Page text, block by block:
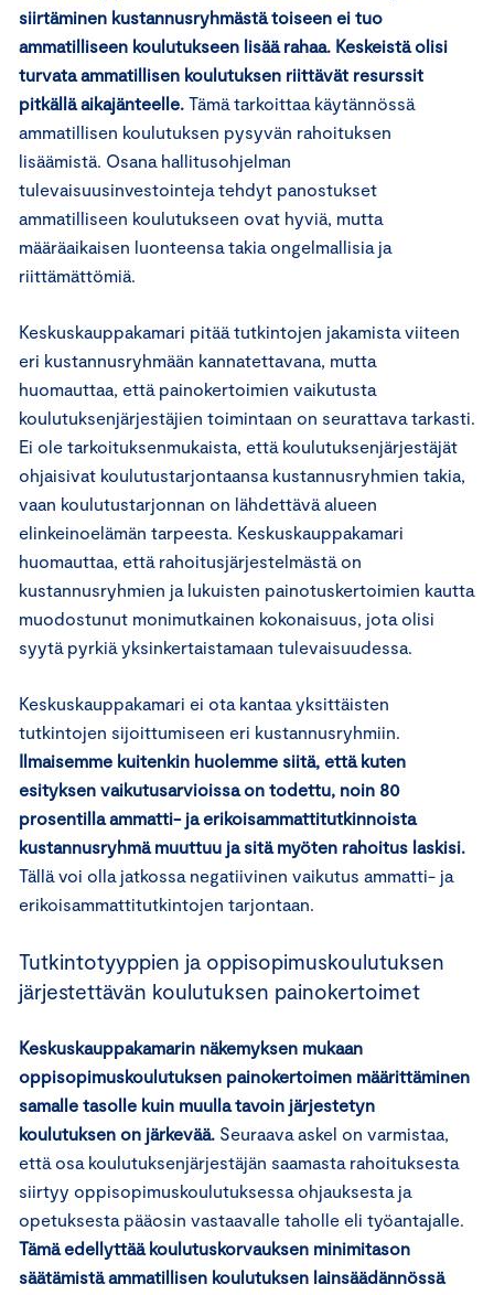
siirtäminen kustannusryhmästä toiseen ei tuo
ammatilliseen koulutukseen lisää rahaa. Keskeistä olisi
turvata ammatillisen koulutuksen riittävät resurssit
pitkällä aikajänteelle. Tämä tarkoittaa käytännössä
ammatillisen koulutuksen pysyvän rahoituksen
lisäämistä. Osana hallitusohjelman
tulevaisuusinvestointeja tehdyt panostukset
ammatilliseen koulutukseen ovat hyviä, mutta
määräaikaisen luonteensa takia ongelmallisia ja
riittämättömiä.
Keskuskauppakamari pitää tutkintojen jakamista viiteen
eri kustannusryhmään kannatettavana, mutta
huomauttaa, että painokertoimien vaikutusta
koulutuksenjärjestäjien toimintaan on seurattava tarkasti.
Ei ole tarkoituksenmukaista, että koulutuksenjärjestäjät
ohjaisivat koulutustarjontaansa kustannusryhmien takia,
vaan koulutustarjonnan on lähdettävä alueen
elinkeinoelämän tarpeesta. Keskuskauppakamari
huomauttaa, että rahoitusjärjestelmästä on
kustannusryhmien ja lukuisten painotuskertoimien kautta
muodostunut monimutkainen kokonaisuus, jota olisi
syytä pyrkiä yksinkertaistamaan tulevaisuudessa.
Keskuskauppakamari ei ota kantaa yksittäisten
tutkintojen sijoittumiseen eri kustannusryhmiin.
Ilmaisemme kuitenkin huolemme siitä, että kuten
esityksen vaikutusarvioissa on todettu, noin 80
prosentilla ammatti- ja erikoisammattitutkinnoista
kustannusryhmä muuttuu ja sitä myöten rahoitus laskisi.
Tällä voi olla jatkossa negatiivinen vaikutus ammatti- ja
erikoisammattitutkintojen tarjontaan.
Tutkintotyyppien ja oppisopimuskoulutuksen
järjestettävän koulutuksen painokertoimet
Keskuskauppakamarin näkemyksen mukaan
oppisopimuskoulutuksen painokertoimen määrittäminen
samalle tasolle kuin muulla tavoin järjestetyn
koulutuksen on järkevää. Seuraava askel on varmistaa,
että osa koulutuksenjärjestäjän saamasta rahoituksesta
siirtyy oppisopimuskoulutuksessa ohjauksesta ja
opetuksesta pääosin vastaavalle taholle eli työantajalle.
Tämä edellyttää koulutuskorvauksen minimitason
säätämistä ammatillisen koulutuksen lainsäädännössä